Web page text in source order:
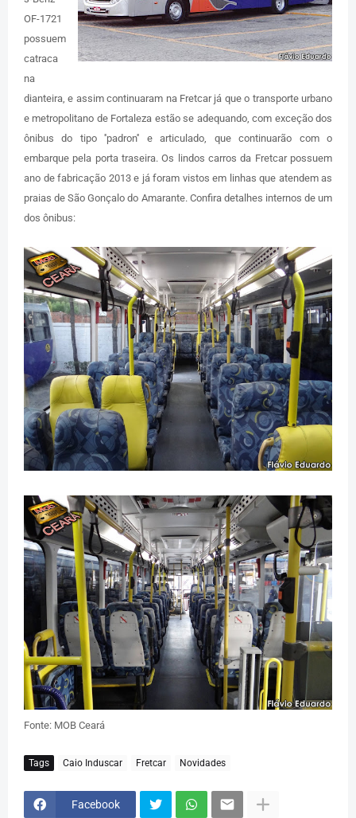
OF-1721
possuem
catraca
na
dianteira, e assim continuaram na Fretcar já que o transporte urbano
e metropolitano de Fortaleza estão se adequando, com exceção dos
ônibus do tipo ''padron'' e articulado, que continuarão com o
embarque pela porta traseira. Os lindos carros da Fretcar possuem
ano de fabricação 2013 e já foram vistos em linhas que atendem as
praias de São Gonçalo do Amarante. Confira detalhes internos de um
dos ônibus:
Fonte: MOB Ceará
Tags Caio Induscar Fretcar Novidades
Facebook